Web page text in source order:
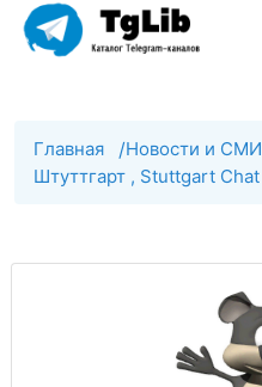
Главная /Новости и СМИ
Штуттгарт , Stuttgart Chat